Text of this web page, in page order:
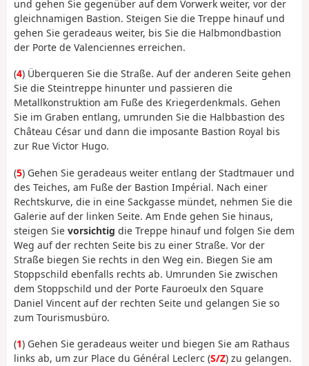
und gehen Sie gegenüber auf dem Vorwerk weiter, vor der
gleichnamigen Bastion. Steigen Sie die Treppe hinauf und
gehen Sie geradeaus weiter, bis Sie die Halbmondbastion
der Porte de Valenciennes erreichen.
(4) Überqueren Sie die Straße. Auf der anderen Seite gehen
Sie die Steintreppe hinunter und passieren die
Metallkonstruktion am Fuße des Kriegerdenkmals. Gehen
Sie im Graben entlang, umrunden Sie die Halbbastion des
Château César und dann die imposante Bastion Royal bis
zur Rue Victor Hugo.
(5) Gehen Sie geradeaus weiter entlang der Stadtmauer und
des Teiches, am Fuße der Bastion Impérial. Nach einer
Rechtskurve, die in eine Sackgasse mündet, nehmen Sie die
Galerie auf der linken Seite. Am Ende gehen Sie hinaus,
steigen Sie vorsichtig die Treppe hinauf und folgen Sie dem
Weg auf der rechten Seite bis zu einer Straße. Vor der
Straße biegen Sie rechts in den Weg ein. Biegen Sie am
Stoppschild ebenfalls rechts ab. Umrunden Sie zwischen
dem Stoppschild und der Porte Fauroeulx den Square
Daniel Vincent auf der rechten Seite und gelangen Sie so
zum Tourismusbüro.
(1) Gehen Sie geradeaus weiter und biegen Sie am Rathaus
links ab, um zur Place du Général Leclerc (S/Z) zu gelangen.